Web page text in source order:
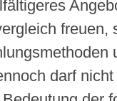
freuen,
darf